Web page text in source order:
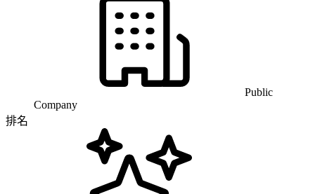
Public
Company
排名